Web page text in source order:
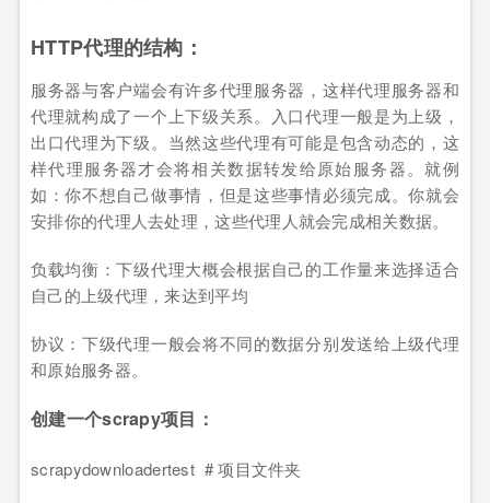
HTTP代理的结构：
服务器与客户端会有许多代理服务器，这样代理服务器和
代理就构成了一个上下级关系。入口代理一般是为上级，
出口代理为下级。当然这些代理有可能是包含动态的，这
样代理服务器才会将相关数据转发给原始服务器。就例
如：你不想自己做事情，但是这些事情必须完成。你就会
安排你的代理人去处理，这些代理人就会完成相关数据。
负载均衡：下级代理大概会根据自己的工作量来选择适合
自己的上级代理，来达到平均
协议：下级代理一般会将不同的数据分别发送给上级代理
和原始服务器。
创建一个scrapy项目：
scrapydownloadertest # 项目文件夹